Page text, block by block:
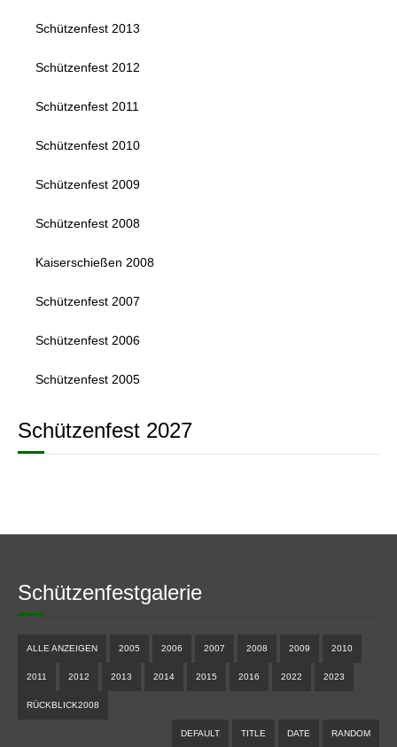
Schützenfest 2013
Schützenfest 2012
Schützenfest 2011
Schützenfest 2010
Schützenfest 2009
Schützenfest 2008
Kaiserschießen 2008
Schützenfest 2007
Schützenfest 2006
Schützenfest 2005
Schützenfest 2027
Schützenfestgalerie
ALLE ANZEIGEN 2005 2006 2007 2008 2009 2010
2011 2012 2013 2014 2015 2016 2022 2023
RÜCKBLICK2008
DEFAULT TITLE DATE RANDOM